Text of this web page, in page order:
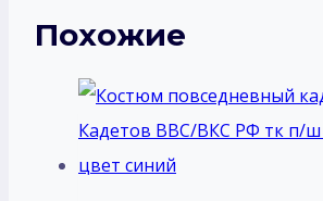
Похожие